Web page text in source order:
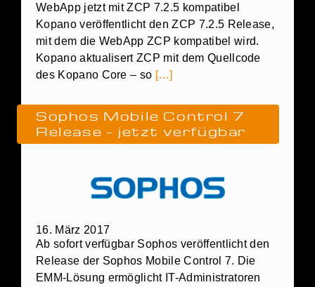
WebApp jetzt mit ZCP 7.2.5 kompatibel
Kopano veröffentlicht den ZCP 7.2.5 Release,
mit dem die WebApp ZCP kompatibel wird.
Kopano aktualisert ZCP mit dem Quellcode
des Kopano Core – so […]
Sophos Mobile Control 7
Release – jetzt verfügbar
16. März 2017
Ab sofort verfügbar Sophos veröffentlicht den
Release der Sophos Mobile Control 7. Die
EMM-Lösung ermöglicht IT-Administratoren